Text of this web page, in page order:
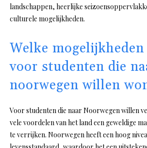
landschappen, heerlijke
culturele mogelijkheden.
Welke
voor studenten die
noorwegen willen
Voor studenten die naar Noorwegen willen
vele voordelen van het land een geweldige
te verrijken. Noorwegen heeft een hoog